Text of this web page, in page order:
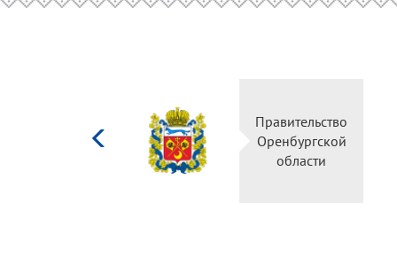
Министерство
культуры
Российской
федерации